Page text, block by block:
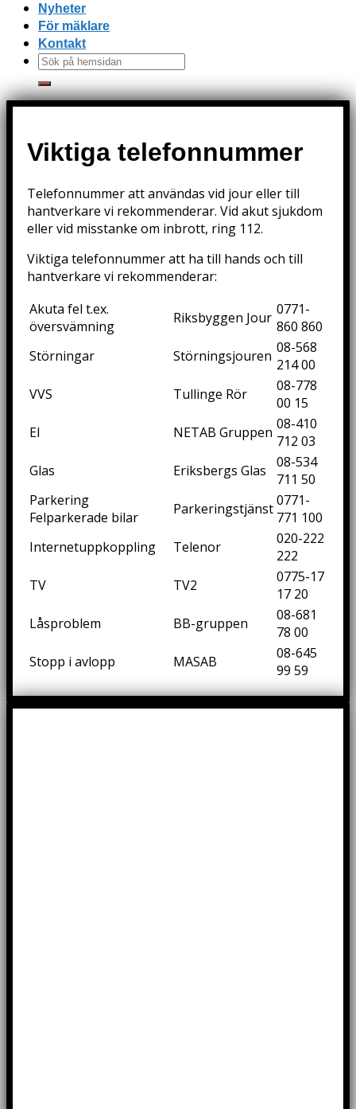
Nyheter
För mäklare
Kontakt
Viktiga telefonnummer
Telefonnummer att användas vid jour eller till
hantverkare vi rekommenderar. Vid akut sjukdom
eller vid misstanke om inbrott, ring 112.
Viktiga telefonnummer att ha till hands och till
hantverkare vi rekommenderar:
Akuta fel t.ex.
översvämning
Riksbyggen Jour 0771-
860 860
Störningar
Störningsjouren 08-568
214 00
VVS
Tullinge Rör
08-778
00 15
El
NETAB Gruppen 08-410
712 03
Glas
Eriksbergs Glas
08-534
711 50
Parkering
Felparkerade bilar
Parkeringstjänst0771-
771 100
Internetuppkoppling
Telenor
020-222
222
TV
TV2
0775-17
17 20
Låsproblem
BB-gruppen
08-681
78 00
Stopp i avlopp
MASAB
08-645
99 59